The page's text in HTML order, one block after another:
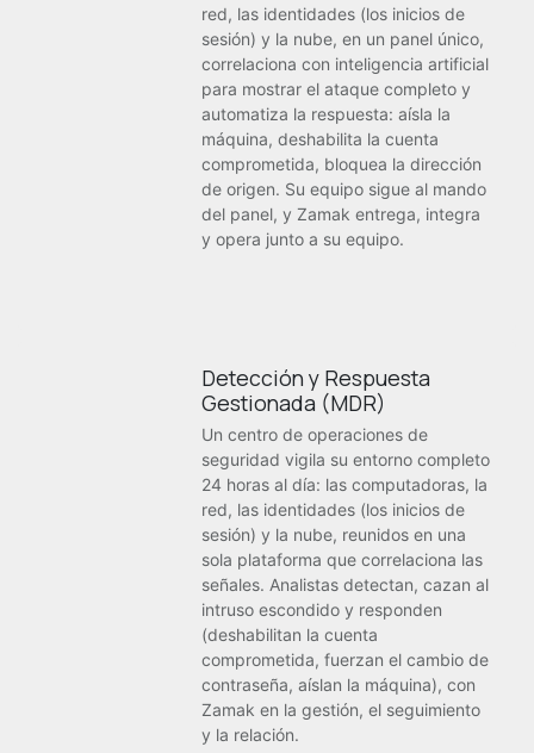
red, las identidades (los inicios de
sesión) y la nube, en un panel único,
correlaciona con inteligencia artificial
para mostrar el ataque completo y
automatiza la respuesta: aísla la
máquina, deshabilita la cuenta
comprometida, bloquea la dirección
de origen. Su equipo sigue al mando
del panel, y Zamak entrega, integra
y opera junto a su equipo.
Detección y Respuesta
Gestionada (MDR)
Un centro de operaciones de
seguridad vigila su entorno completo
24 horas al día: las computadoras, la
red, las identidades (los inicios de
sesión) y la nube, reunidos en una
sola plataforma que correlaciona las
señales. Analistas detectan, cazan al
intruso escondido y responden
(deshabilitan la cuenta
comprometida, fuerzan el cambio de
contraseña, aíslan la máquina), con
Zamak en la gestión, el seguimiento
y la relación.